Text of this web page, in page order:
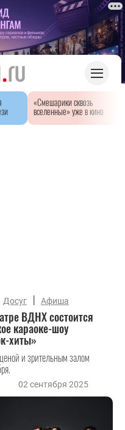
«Смешарики сквозь
вселенные» уже в кино
Досуг | Афиша
ВДНХ состоится
караоке-шоу
хиты»
и зрительным залом
02 сентября 2025